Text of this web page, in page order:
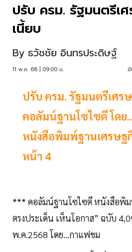
ปรับ ครม. รัฐมนตรีเ
เนี้ยบ
By ธวัชชัย อินทรประดิษฐ์
11 พ.ค. 68 | 09:00 น.
ปรับ ครม. รัฐมนตรีเศร
คอลัมน์ฐานโซไซตี โดย
หนังสือพิมพ์ฐานเศรษฐ
หน้า 4
*** คอลัมน์ฐานโซไซตี หนังสือพิ
ตรงประเด็น เห็นโอกาส” ฉบับ
พ.ค.2568 โดย...กาแฟขม